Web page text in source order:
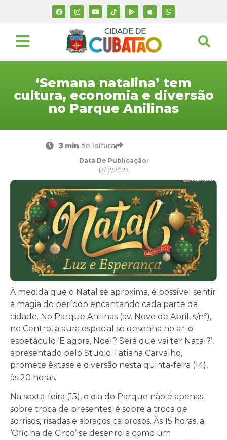
‘Semana natalina’ tem
cultura, economia e diversão
no Parque Anilinas
3 min de leitura
Data De Publicação:
13/12/2023
À medida que o Natal se aproxima, é possível sentir
a magia do período encantando cada parte da
cidade. No Parque Anilinas (av. Nove de Abril, s/nº),
no Centro, a aura especial se desenha no ar: o
espetáculo ‘E agora, Noel? Será que vai ter Natal?’,
apresentado pelo Studio Tatiana Carvalho,
promete êxtase e diversão nesta quinta-feira (14),
às 20 horas.
Na sexta-feira (15), o dia do Parque não é apenas
sobre troca de presentes; é sobre a troca de
sorrisos, risadas e abraços calorosos. Às 15 horas, a
‘Oficina de Circo’ se desenrola como um